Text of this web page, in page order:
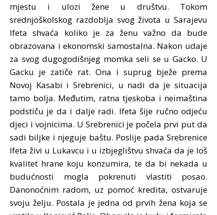
mjestu i ulozi žene u društvu. Tokom
srednjoškolskog razdoblja svog života u Sarajevu
Ifeta shvaća koliko je za ženu važno da bude
obrazovana i ekonomski samostalna. Nakon udaje
za svog dugogodišnjeg momka seli se u Gacko. U
Gacku je zatiče rat. Ona i suprug bježe prema
Novoj Kasabi i Srebrenici, u nadi da je situacija
tamo bolja. Međutim, ratna tjeskoba i neimaština
podstiču je da i dalje radi. Ifeta šije ručno odjeću
djeci i vojnicima. U Srebrenici je počela prvi put da
sadi biljke i njeguje baštu. Poslije pada Srebrenice
Ifeta živi u Lukavcu i u izbjeglištvu shvaća da je loš
kvalitet hrane koju konzumira, te da bi nekada u
budućnosti mogla pokrenuti vlastiti posao.
Danonoćnim radom, uz pomoć kredita, ostvaruje
svoju želju. Postala je jedna od prvih žena koja se